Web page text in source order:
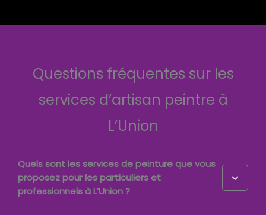
Questions fréquentes sur les
services d’artisan peintre à
L’Union
Quels sont les services de peinture que vous
proposez pour les particuliers et
professionnels à L’Union ?